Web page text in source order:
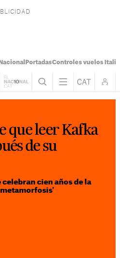
PortadasControles vuelos Italia
que leer Kafka
de su
celebran cien años de la